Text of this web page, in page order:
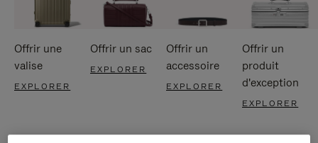
Offrir une
valise
EXPLORER
Offrir un sac
EXPLORER
Offrir un
accessoire
EXPLORER
Offrir un
produit
d'exception
EXPLORER